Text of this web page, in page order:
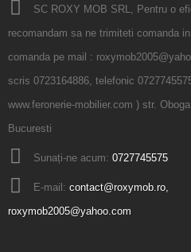
SC ROXY MOB SRL, Pentru o
recomandam sa ne trimiteti comanda
comanda pe mail :
scris 0723164886, telefonic
www.feronerie-mobilier.com ) str.
Bucuresti
Sunați-ne acum: 0727745575
E-mail: contact@roxymob.ro,
roxymob2005@yahoo.com